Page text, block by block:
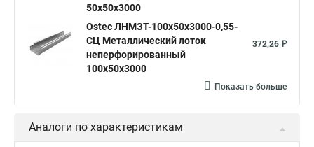
50х50х3000
Ostec ЛНМЗТ-100х50х3000-0,55-
СЦ Металлический лоток
неперфорированный
100х50х3000
372,26 ₽
Показать больше
Аналоги по характеристикам